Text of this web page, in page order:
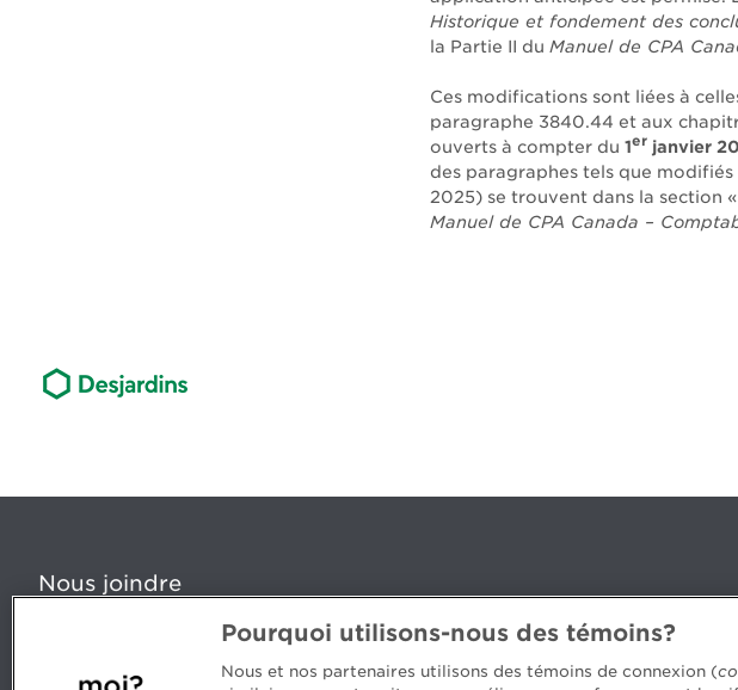
Historique et fondement des
la Partie II du Manuel de CPA
Ces modifications sont liées à
paragraphe 3840.44 et aux
ouverts à compter du 1er janvier
des paragraphes tels que
2025) se trouvent dans la section
Manuel de CPA Canada –
Nous joindre
5, Place Ville Marie, bureau 800, Montréal (Québec) H3B 2G2
Pourquoi utilisons-nous des témoins?
Nous et nos partenaires utilisons des témoins de connexion (